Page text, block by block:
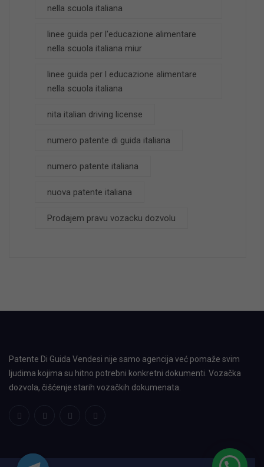
nella scuola italiana
linee guida per l'educazione alimentare
nella scuola italiana miur
linee guida per l educazione alimentare
nella scuola italiana
nita italian driving license
numero patente di guida italiana
numero patente italiana
nuova patente italiana
Prodajem pravu vozacku dozvolu
Patente Di Guida Vendesi nije samo agencija već pomaže svim
ljudima kojima su hitno potrebni konkretni dokumenti. Vozačka
dozvola, čišćenje starih vozačkih dokumenata.